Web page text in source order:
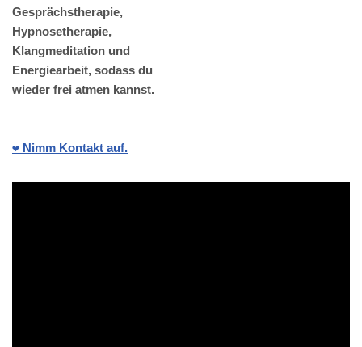
Gesprächstherapie,
Hypnosetherapie,
Klangmeditation und
Energiearbeit, sodass du
wieder frei atmen kannst.
❤️ Nimm Kontakt auf.